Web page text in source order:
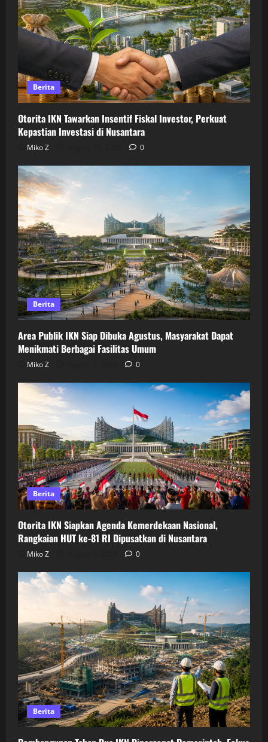
Berita
Otorita IKN Tawarkan Insentif Fiskal Investor, Perkuat
Kepastian Investasi di Nusantara
Miko Z 0
Berita
Area Publik IKN Siap Dibuka Agustus, Masyarakat Dapat
Menikmati Berbagai Fasilitas Umum
Miko Z 0
Berita
Otorita IKN Siapkan Agenda Kemerdekaan Nasional,
Rangkaian HUT ke-81 RI Dipusatkan di Nusantara
Miko Z 0
Berita